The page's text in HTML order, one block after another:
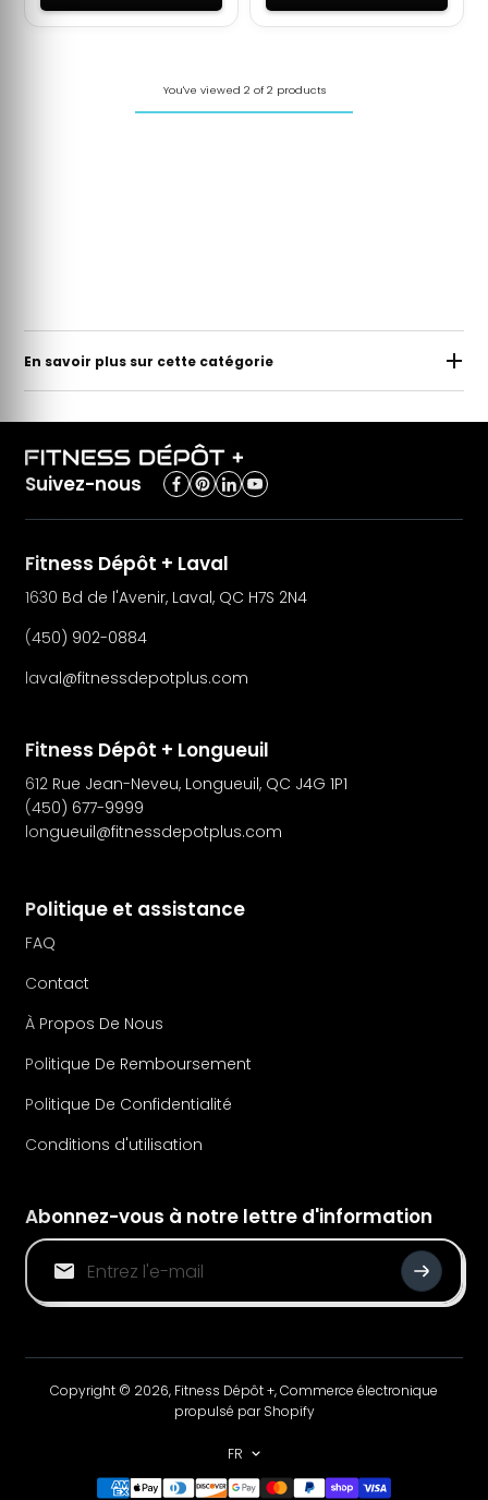
You've viewed 2 of 2 products
En savoir plus sur cette catégorie
Suivez-nous
Fitness Dépôt + Laval
1630 Bd de l'Avenir, Laval, QC H7S 2N4
(450) 902-0884
laval@fitnessdepotplus.com
Fitness Dépôt + Longueuil
612 Rue Jean-Neveu, Longueuil, QC J4G 1P1
(450) 677-9999
longueuil@fitnessdepotplus.com
Politique et assistance
FAQ
Contact
À Propos De Nous
Politique De Remboursement
Politique De Confidentialité
Conditions d'utilisation
Abonnez-vous à notre lettre d'information
Copyright © 2026, Fitness Dépôt +,Commerce électronique
propulsé par Shopify
FR